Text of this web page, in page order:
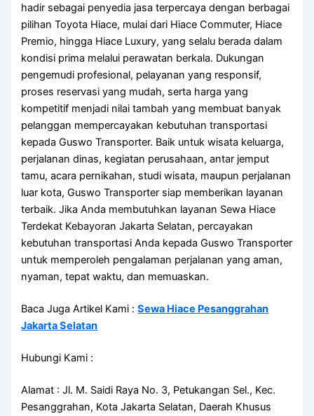
hadir sebagai penyedia jasa terpercaya dengan berbagai
pilihan Toyota Hiace, mulai dari Hiace Commuter, Hiace
Premio, hingga Hiace Luxury, yang selalu berada dalam
kondisi prima melalui perawatan berkala. Dukungan
pengemudi profesional, pelayanan yang responsif,
proses reservasi yang mudah, serta harga yang
kompetitif menjadi nilai tambah yang membuat banyak
pelanggan mempercayakan kebutuhan transportasi
kepada Guswo Transporter. Baik untuk wisata keluarga,
perjalanan dinas, kegiatan perusahaan, antar jemput
tamu, acara pernikahan, studi wisata, maupun perjalanan
luar kota, Guswo Transporter siap memberikan layanan
terbaik. Jika Anda membutuhkan layanan Sewa Hiace
Terdekat Kebayoran Jakarta Selatan, percayakan
kebutuhan transportasi Anda kepada Guswo Transporter
untuk memperoleh pengalaman perjalanan yang aman,
nyaman, tepat waktu, dan memuaskan.
Baca Juga Artikel Kami :Sewa Hiace Pesanggrahan
Jakarta Selatan
Hubungi Kami :
Alamat : Jl. M. Saidi Raya No. 3, Petukangan Sel., Kec.
Pesanggrahan, Kota Jakarta Selatan, Daerah Khusus